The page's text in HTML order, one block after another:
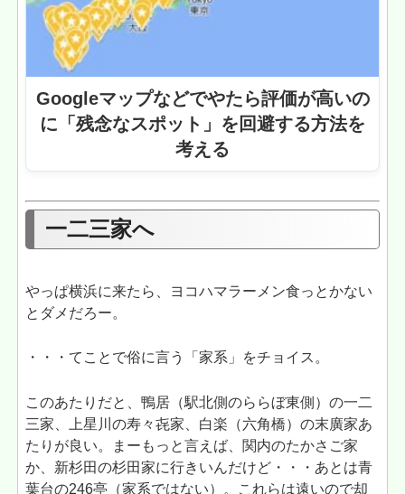
Googleマップなどでやたら評価が高いの
に「残念なスポット」を回避する方法を
考える
一二三家へ
やっぱ横浜に来たら、ヨコハマラーメン食っとかない
とダメだろー。
・・・てことで俗に言う「家系」をチョイス。
このあたりだと、鴨居（駅北側のららぼ東側）の一二
三家、上星川の寿々㐂家、白楽（六角橋）の末廣家あ
たりが良い。まーもっと言えば、関内のたかさご家
か、新杉田の杉田家に行きいんだけど・・・あとは青
葉台の246亭（家系ではない）。これらは遠いので却